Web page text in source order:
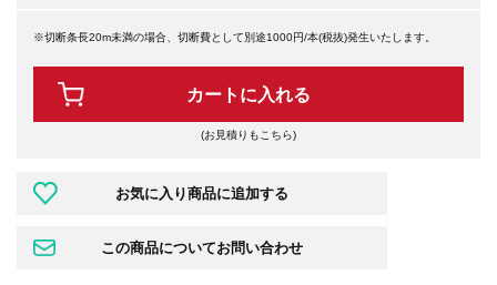
※切断条長20m未満の場合、切断費として別途1000円/本(税抜)発生いたします。
カートに入れる
(お見積りもこちら)